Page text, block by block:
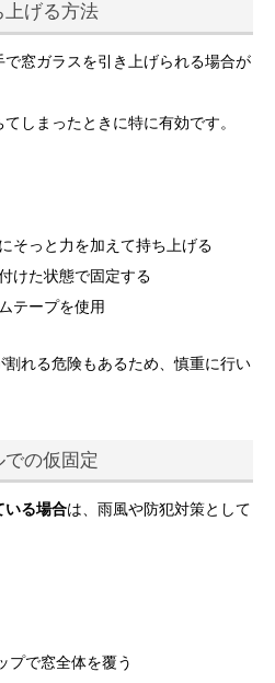
上げる方法
窓ガラスを引き上げられる場合が
しまったときに特に有効です。
そっと力を加えて持ち上げる
けた状態で固定する
テープを使用
れる危険もあるため、慎重に行い
の仮固定
いる場合は、雨風や防犯対策として
プで窓全体を覆う